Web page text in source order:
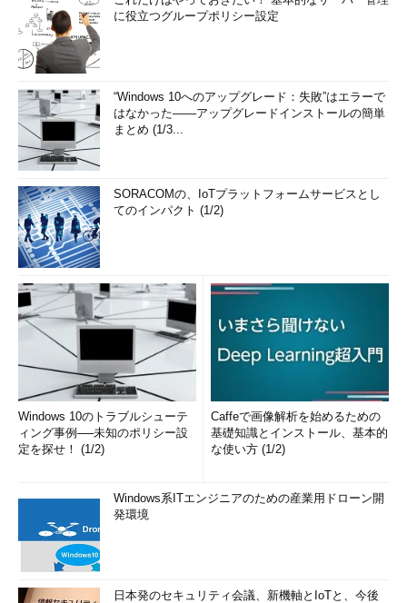
に役立つグループポリシー設定
“Windows 10へのアップグレード：失敗”はエラーで
はなかった――アップグレードインストールの簡単
まとめ (1/3...
SORACOMの、IoTプラットフォームサービスとし
てのインパクト (1/2)
Windows 10のトラブルシューテ
ィング事例──未知のポリシー設
定を探せ！ (1/2)
Caffeで画像解析を始めるための
基礎知識とインストール、基本的
な使い方 (1/2)
Windows系ITエンジニアのための産業用ドローン開
発環境
日本発のセキュリティ会議、新機軸とIoTと、今後